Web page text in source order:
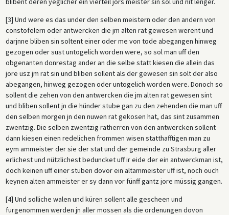
[3] Und were es das under den selben meistern oder den andern von
constofelern oder antwercken die jm alten rat gewesen werent und
darjnne bliben sin soltent einer oder me von tode abegangen hinweg
gezogen oder sust untogelich worden were, so sol man uff den
obgenanten donrestag ander an die selbe statt kiesen die allein das
jore usz jm rat sin und bliben sollent als der gewesen sin solt der also
abegangen, hinweg gezogen oder untogelich worden were. Donoch so
sollent die zehen von den antwercken die jm alten rat gewesen sint
und bliben sollent jn die hünder stube gan zu den zehenden die man uff
den selben morgen jn den nuwen rat gekosen hat, das sint zusammen
zwentzig. Die selben zwentzig ratherren von den antwercken sollent
dann kiesen einen redelichen frommen wisen statthafftigen man zu
eym ammeister der sie der stat und der gemeinde zu Strasburg aller
erlichest und nützlichest beduncket uff ir eide der ein antwerckman ist,
doch keinen uff einer stuben dovor ein altammeister uff ist, noch ouch
keynen alten ammeister er sy dann vor fünff gantz jore müssig gangen.
[4] Und solliche walen und küren sollent alle gescheen und
furgenommen werden jn aller mossen als die ordenungen dovon